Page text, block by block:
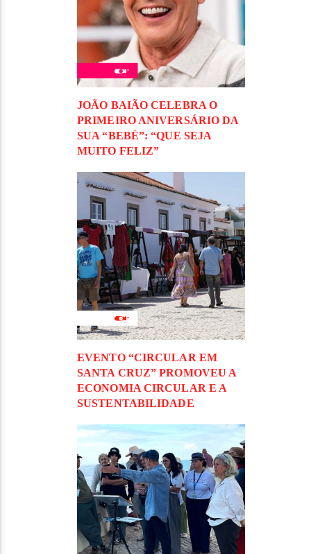
JOÃO BAIÃO CELEBRA O
PRIMEIRO ANIVERSÁRIO DA
SUA “BEBÉ”: “QUE SEJA
MUITO FELIZ”
EVENTO “CIRCULAR EM
SANTA CRUZ” PROMOVEU A
ECONOMIA CIRCULAR E A
SUSTENTABILIDADE